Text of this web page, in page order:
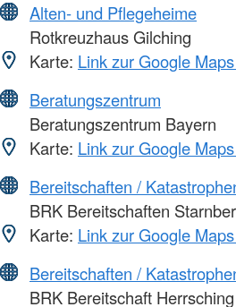
Alten- und Pflegeheime
Rotkreuzhaus Gilching
Karte: Link zur Google
Beratungszentrum
Beratungszentrum Bayern
Karte: Link zur Google
Bereitschaften /
BRK Bereitschaften
Karte: Link zur Google
Bereitschaften /
BRK Bereitschaft Herrsching